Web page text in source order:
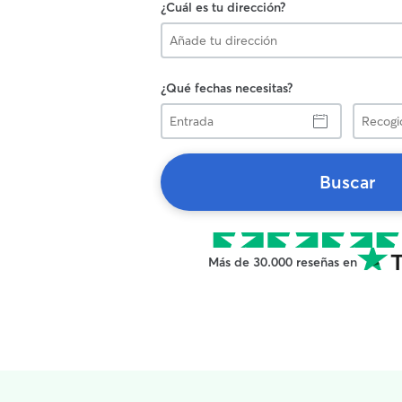
¿Cuál es tu dirección?
¿Qué fechas necesitas?
Entrada
Buscar
Más de 30.000 reseñas en